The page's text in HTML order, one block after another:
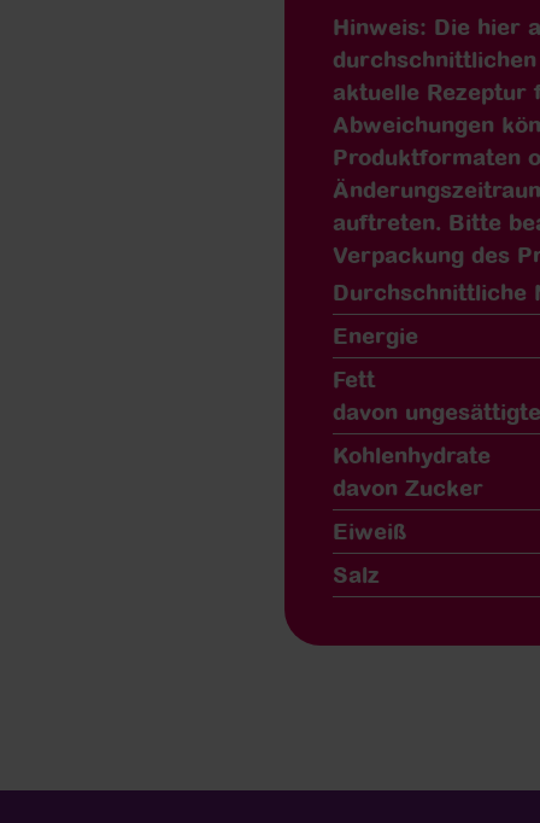
Hinweis: Die hier
aktuelle Rezeptur
Abweichungen
Produktformaten
auftreten. Bitte
Verpackung des
Durchschnittliche
Energie
Fett
davon
Kohlenhydrate
davon Zucker
Eiweiß
Salz